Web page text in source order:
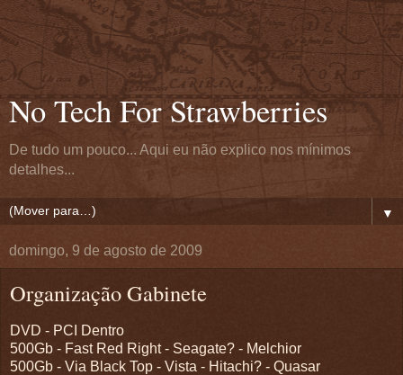
No Tech For Strawberries
De tudo um pouco... Aqui eu não explico nos mínimos
detalhes...
▼
domingo, 9 de agosto de 2009
Organização Gabinete
DVD - PCI Dentro
500Gb - Fast Red Right - Seagate? - Melchior
500Gb - Via Black Top - Vista - Hitachi? - Quasar